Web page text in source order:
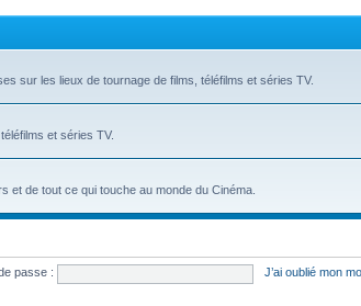
sur les lieux de tournage de films, téléfilms et séries TV.
et séries TV.
et de tout ce qui touche au monde du Cinéma.
passe : J’ai oublié mon